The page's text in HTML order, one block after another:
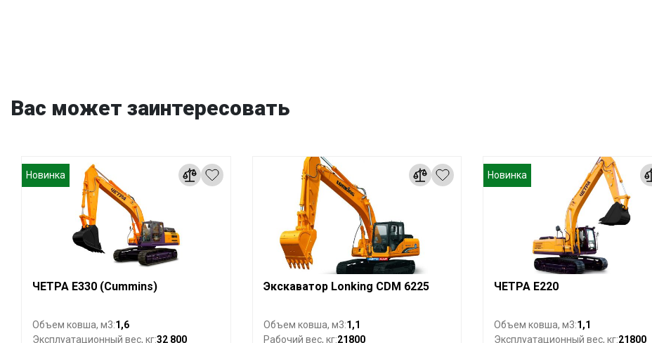
Вас может заинтересовать
Новинка
ЧЕТРА Е330 (Cummins)
Объем ковша, м3:1,6
Эксплуатационный вес, кг:32 800
Экскаватор Lonking CDM 6225
Объем ковша, м3:1,1
Рабочий вес, кг:21800
Новинка
ЧЕТРА E220
Объем ковша, м3:1,1
Эксплуатационный вес, кг:21800